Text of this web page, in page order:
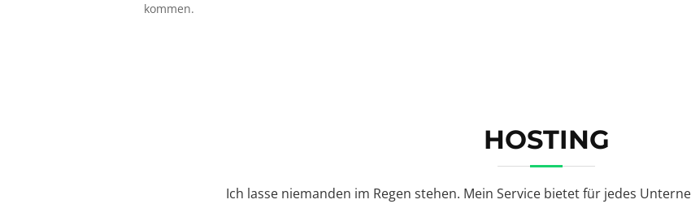
kommen.
HOSTING
Ich lasse niemanden im Regen stehen. Mein Service bietet für jedes